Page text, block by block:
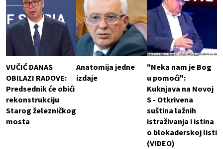
VUČIĆ DANAS
OBILAZI RADOVE:
Predsednik će obići
rekonstrukciju
Starog železničkog
mosta
Anatomija jedne
izdaje
"Neka nam je Bog
u pomoći":
Kuknjava na Novoj
S - Otkrivena
suština lažnih
istraživanja i istina
o blokaderskoj listi
(VIDEO)